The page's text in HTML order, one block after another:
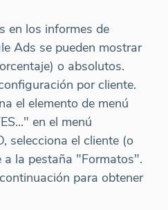
en los informes de
Ads se pueden mostrar
o absolutos.
por cliente.
el elemento de menú
en el menú
selecciona el cliente (o
a la pestaña "Formatos".
para obtener